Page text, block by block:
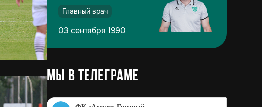
Главный врач
03 сентября 1990
МЫ в телеграме